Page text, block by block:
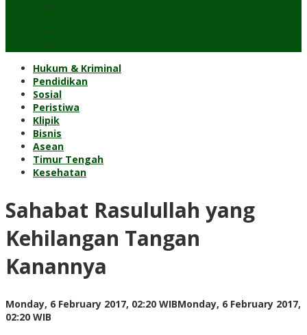
Hukum & Kriminal
Pendidikan
Sosial
Peristiwa
Klipik
Bisnis
Asean
Timur Tengah
Kesehatan
Sahabat Rasulullah yang
Kehilangan Tangan
Kanannya
Monday, 6 February 2017, 02:20 WIBMonday, 6 February 2017,
02:20 WIB